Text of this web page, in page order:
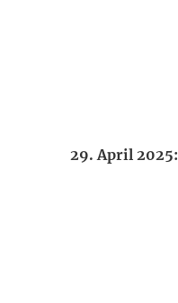
29. April 2025: